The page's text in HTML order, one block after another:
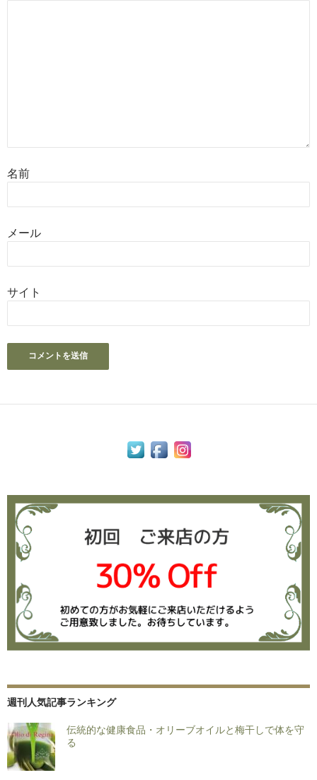
名前
メール
サイト
週刊人気記事ランキング
伝統的な健康食品・オリーブオイルと梅干しで体を守
る